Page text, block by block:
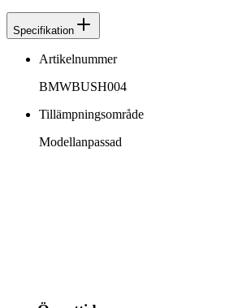
Specifikation
Artikelnummer
BMWBUSH004
Tillämpningsområde
Modellanpassad